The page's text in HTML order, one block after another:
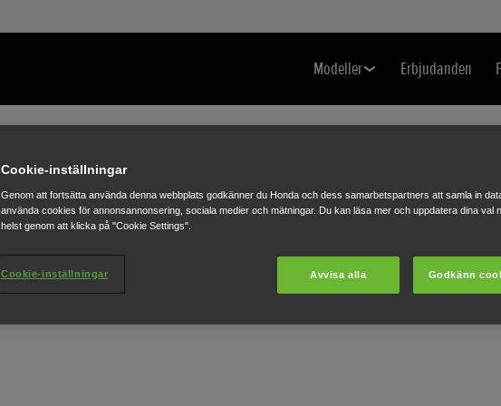
Modeller Erbjudanden
Cookie-inställningar
Genom att fortsätta använda denna webbplats godkänner du Honda och dess samarbetspartners att samla in
använda cookies för annonsannonsering, sociala medier och mätningar. Du kan läsa mer och uppdatera dina val
helst genom att klicka på "Cookie Settings".
Avvisa alla Godkänn
Cookie-inställningar